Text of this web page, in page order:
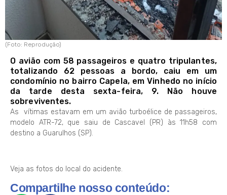
(Foto: Reprodução)
O avião com 58 passageiros e quatro tripulantes,
totalizando 62 pessoas a bordo, caiu em um
condomínio no bairro Capela, em Vinhedo no início
da tarde desta sexta-feira, 9. Não houve
sobreviventes.
As vítimas estavam em um avião turboélice de passageiros,
modelo ATR-72, que saiu de Cascavel (PR) às 11h58 com
destino a Guarulhos (SP).
Veja as fotos do local do acidente.
Compartilhe nosso conteúdo: